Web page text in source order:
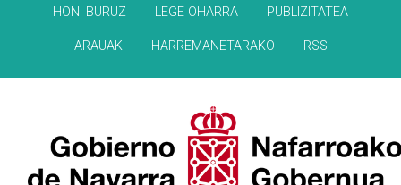
HONI BURUZ LEGE OHARRA PUBLIZITATEA
ARAUAK HARREMANETARAKO RSS